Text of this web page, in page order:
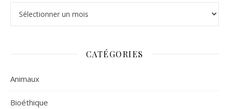
CATÉGORIES
Animaux
Bioéthique